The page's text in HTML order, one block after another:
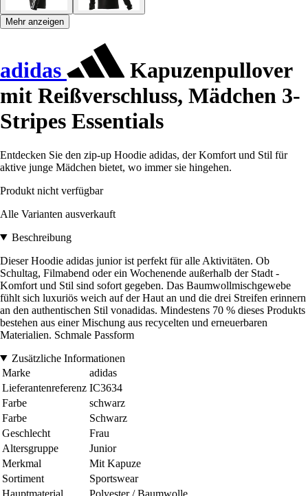
Mehr anzeigen
adidas
Kapuzenpullover
mit Reißverschluss, Mädchen 3-
Stripes Essentials
Entdecken Sie den zip-up Hoodie adidas, der Komfort und Stil für
aktive junge Mädchen bietet, wo immer sie hingehen.
Produkt nicht verfügbar
Alle Varianten ausverkauft
Beschreibung
Dieser Hoodie adidas junior ist perfekt für alle Aktivitäten. Ob
Schultag, Filmabend oder ein Wochenende außerhalb der Stadt -
Komfort und Stil sind sofort gegeben. Das Baumwollmischgewebe
fühlt sich luxuriös weich auf der Haut an und die drei Streifen erinnern
an den authentischen Stil vonadidas. Mindestens 70 % dieses Produkts
bestehen aus einer Mischung aus recycelten und erneuerbaren
Materialien. Schmale Passform
Zusätzliche Informationen
Marke
adidas
Lieferantenreferenz IC3634
Farbe
schwarz
Farbe
Schwarz
Geschlecht
Frau
Altersgruppe
Junior
Merkmal
Mit Kapuze
Sortiment
Sportswear
Hauptmaterial
Polyester / Baumwolle